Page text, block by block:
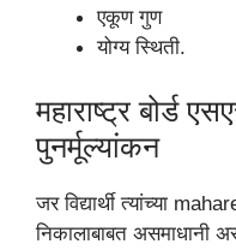
एकूण गुण
योग्य स्थिती.
महाराष्ट्र बोर्ड
पुनर्मूल्यांकन
जर विद्यार्थी त्यांच्या
निकालाबाबत असमाधानी